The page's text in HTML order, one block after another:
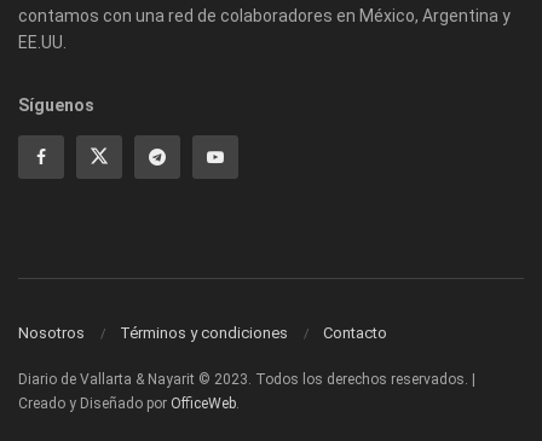
contamos con una red de colaboradores en México, Argentina y
EE.UU.
Síguenos
Nosotros Términos y condiciones Contacto
Diario de Vallarta & Nayarit © 2023. Todos los derechos reservados. |
Creado y Diseñado por OfficeWeb.